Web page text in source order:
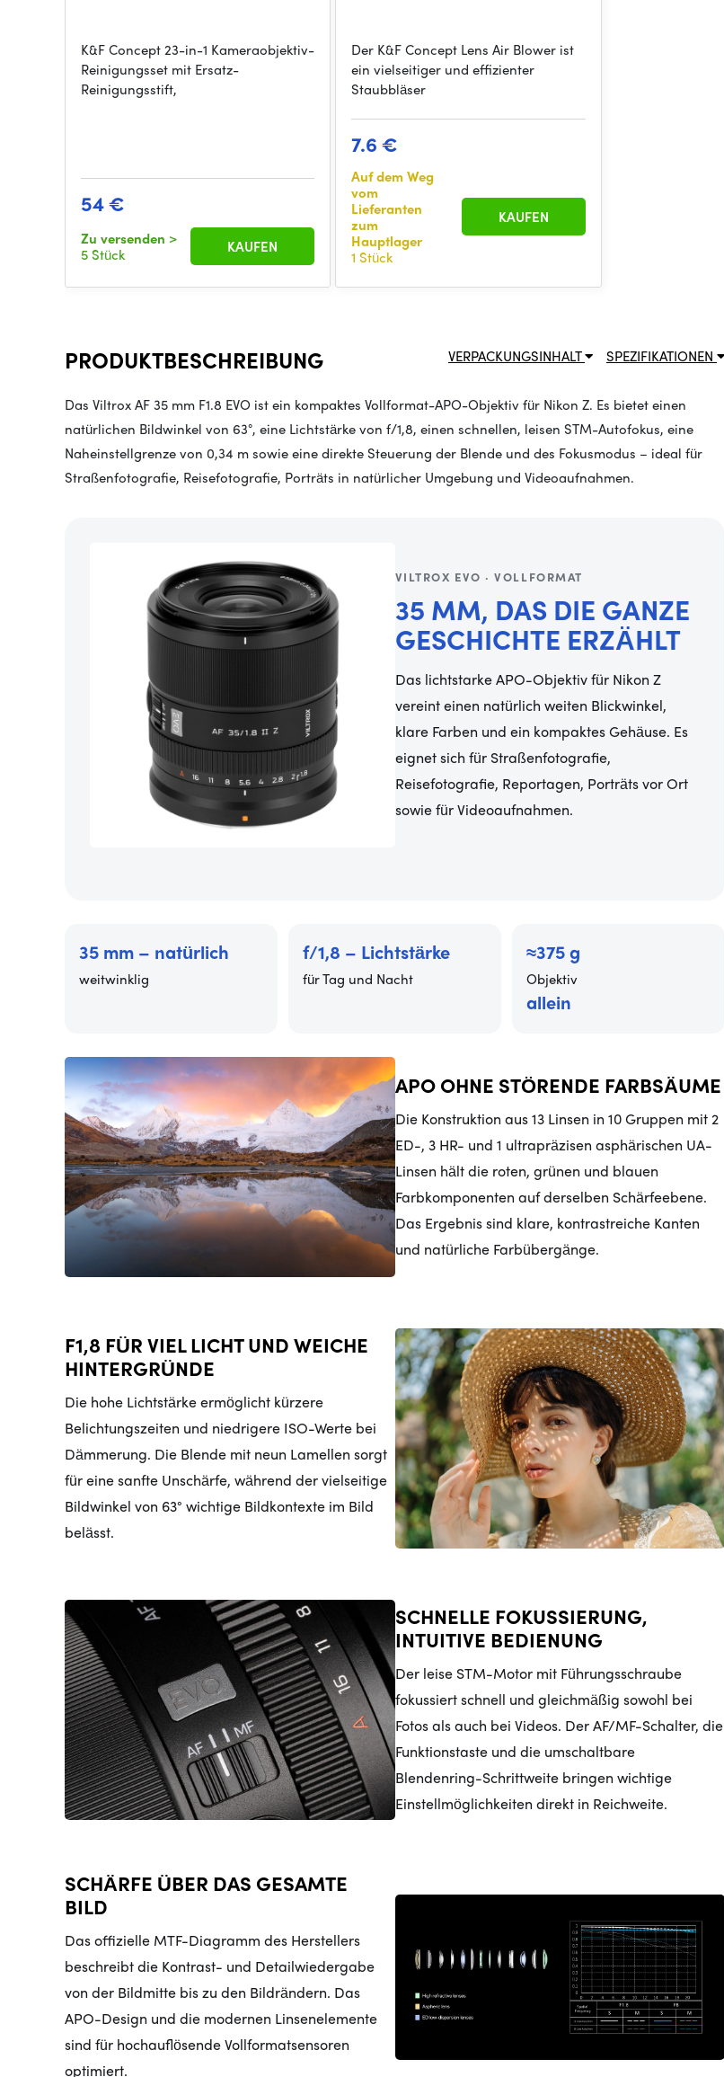
K&F Concept 23-in-1 Kameraobjektiv-
Reinigungsset mit Ersatz-
Reinigungsstift,
54 €
Zu versenden >
5 Stück
KAUFEN
Der K&F Concept Lens Air Blower ist
ein vielseitiger und effizienter
Staubbläser
7.6 €
Auf dem Weg
vom
Lieferanten
zum
Hauptlager
1 Stück
KAUFEN
SPEZIFIKATIONEN
VERPACKUNGSINHALT
PRODUKTBESCHREIBUNG
Das Viltrox AF 35 mm F1.8 EVO ist ein kompaktes Vollformat-APO-Objektiv für Nikon Z. Es bietet einen
natürlichen Bildwinkel von 63°, eine Lichtstärke von f/1,8, einen schnellen, leisen STM-Autofokus, eine
Naheinstellgrenze von 0,34 m sowie eine direkte Steuerung der Blende und des Fokusmodus – ideal für
Straßenfotografie, Reisefotografie, Porträts in natürlicher Umgebung und Videoaufnahmen.
VILTROX EVO · VOLLFORMAT
35 MM, DAS DIE GANZE
GESCHICHTE ERZÄHLT
Das lichtstarke APO-Objektiv für Nikon Z
vereint einen natürlich weiten Blickwinkel,
klare Farben und ein kompaktes Gehäuse. Es
eignet sich für Straßenfotografie,
Reisefotografie, Reportagen, Porträts vor Ort
sowie für Videoaufnahmen.
35 mm – natürlich
weitwinklig
f/1,8 – Lichtstärke
für Tag und Nacht
≈375 g
Objektiv
allein
APO OHNE STÖRENDE FARBSÄUME
Die Konstruktion aus 13 Linsen in 10 Gruppen mit 2
ED-, 3 HR- und 1 ultrapräzisen asphärischen UA-
Linsen hält die roten, grünen und blauen
Farbkomponenten auf derselben Schärfeebene.
Das Ergebnis sind klare, kontrastreiche Kanten
und natürliche Farbübergänge.
F1,8 FÜR VIEL LICHT UND WEICHE
HINTERGRÜNDE
Die hohe Lichtstärke ermöglicht kürzere
Belichtungszeiten und niedrigere ISO-Werte bei
Dämmerung. Die Blende mit neun Lamellen sorgt
für eine sanfte Unschärfe, während der vielseitige
Bildwinkel von 63° wichtige Bildkontexte im Bild
belässt.
SCHNELLE FOKUSSIERUNG,
INTUITIVE BEDIENUNG
Der leise STM-Motor mit Führungsschraube
fokussiert schnell und gleichmäßig sowohl bei
Fotos als auch bei Videos. Der AF/MF-Schalter, die
Funktionstaste und die umschaltbare
Blendenring-Schrittweite bringen wichtige
Einstellmöglichkeiten direkt in Reichweite.
SCHÄRFE ÜBER DAS GESAMTE
BILD
Das offizielle MTF-Diagramm des Herstellers
beschreibt die Kontrast- und Detailwiedergabe
von der Bildmitte bis zu den Bildrändern. Das
APO-Design und die modernen Linsenelemente
sind für hochauflösende Vollformatsensoren
optimiert.